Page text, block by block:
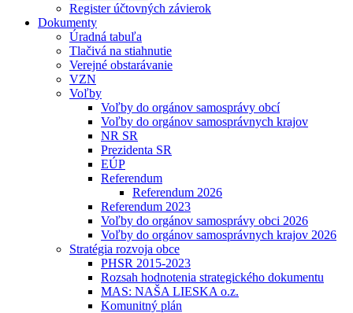
Register účtovných závierok
Dokumenty
Úradná tabuľa
Tlačivá na stiahnutie
Verejné obstarávanie
VZN
Voľby
Voľby do orgánov samosprávy obcí
Voľby do orgánov samosprávnych krajov
NR SR
Prezidenta SR
EÚP
Referendum
Referendum 2026
Referendum 2023
Voľby do orgánov samosprávy obci 2026
Voľby do orgánov samosprávnych krajov 2026
Stratégia rozvoja obce
PHSR 2015-2023
Rozsah hodnotenia strategického dokumentu
MAS: NAŠA LIESKA o.z.
Komunitný plán